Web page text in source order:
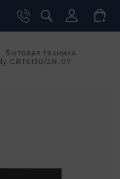
Бытовая техника
CBT6130/2N-07